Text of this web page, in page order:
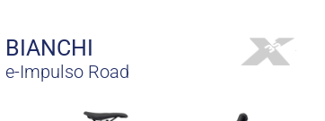
BIANCHI
e-Impulso Road